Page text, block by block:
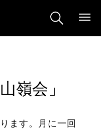
嶺会」
ます。月に一回